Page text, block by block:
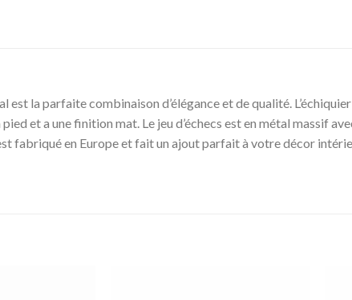
est la parfaite combinaison d’élégance et de qualité.
et a une finition mat. Le jeu d’échecs est en métal massif
fabriqué en Europe et fait un ajout parfait à votre décor